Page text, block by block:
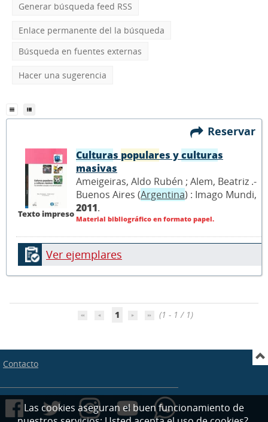
Generar búsqueda feed RSS
Enlace permanente del la búsqueda
Búsqueda en fuentes externas
Hacer una sugerencia
Reservar
Texto impreso
Culturas populares yculturas
masivas
Ameigeiras, Aldo Rubén ; Alem, Beatriz .-
Buenos Aires (Argentina) : Imago Mundi,
2011.
Material bibliográfico en formato papel.
Ver ejemplares
1 (1 - 1 / 1)
Contacto
Las cookies aseguran el buen funcionamiento de